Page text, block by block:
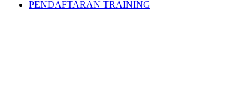
PENDAFTARAN TRAINING